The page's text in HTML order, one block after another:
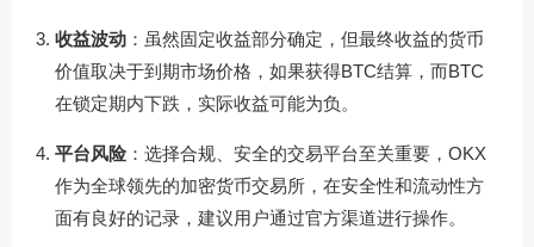
收益波动 ：虽然固定收益部分确定，但最终收益的货币
价值取决于到期市场价格，如果获得BTC结算，而BTC
在锁定期内下跌，实际收益可能为负。
平台风险：选择合规、安全的交易平台至关重要，OKX
作为全球领先的加密货币交易所，在安全性和流动性方
面有良好的记录，建议用户通过官方渠道进行操作。